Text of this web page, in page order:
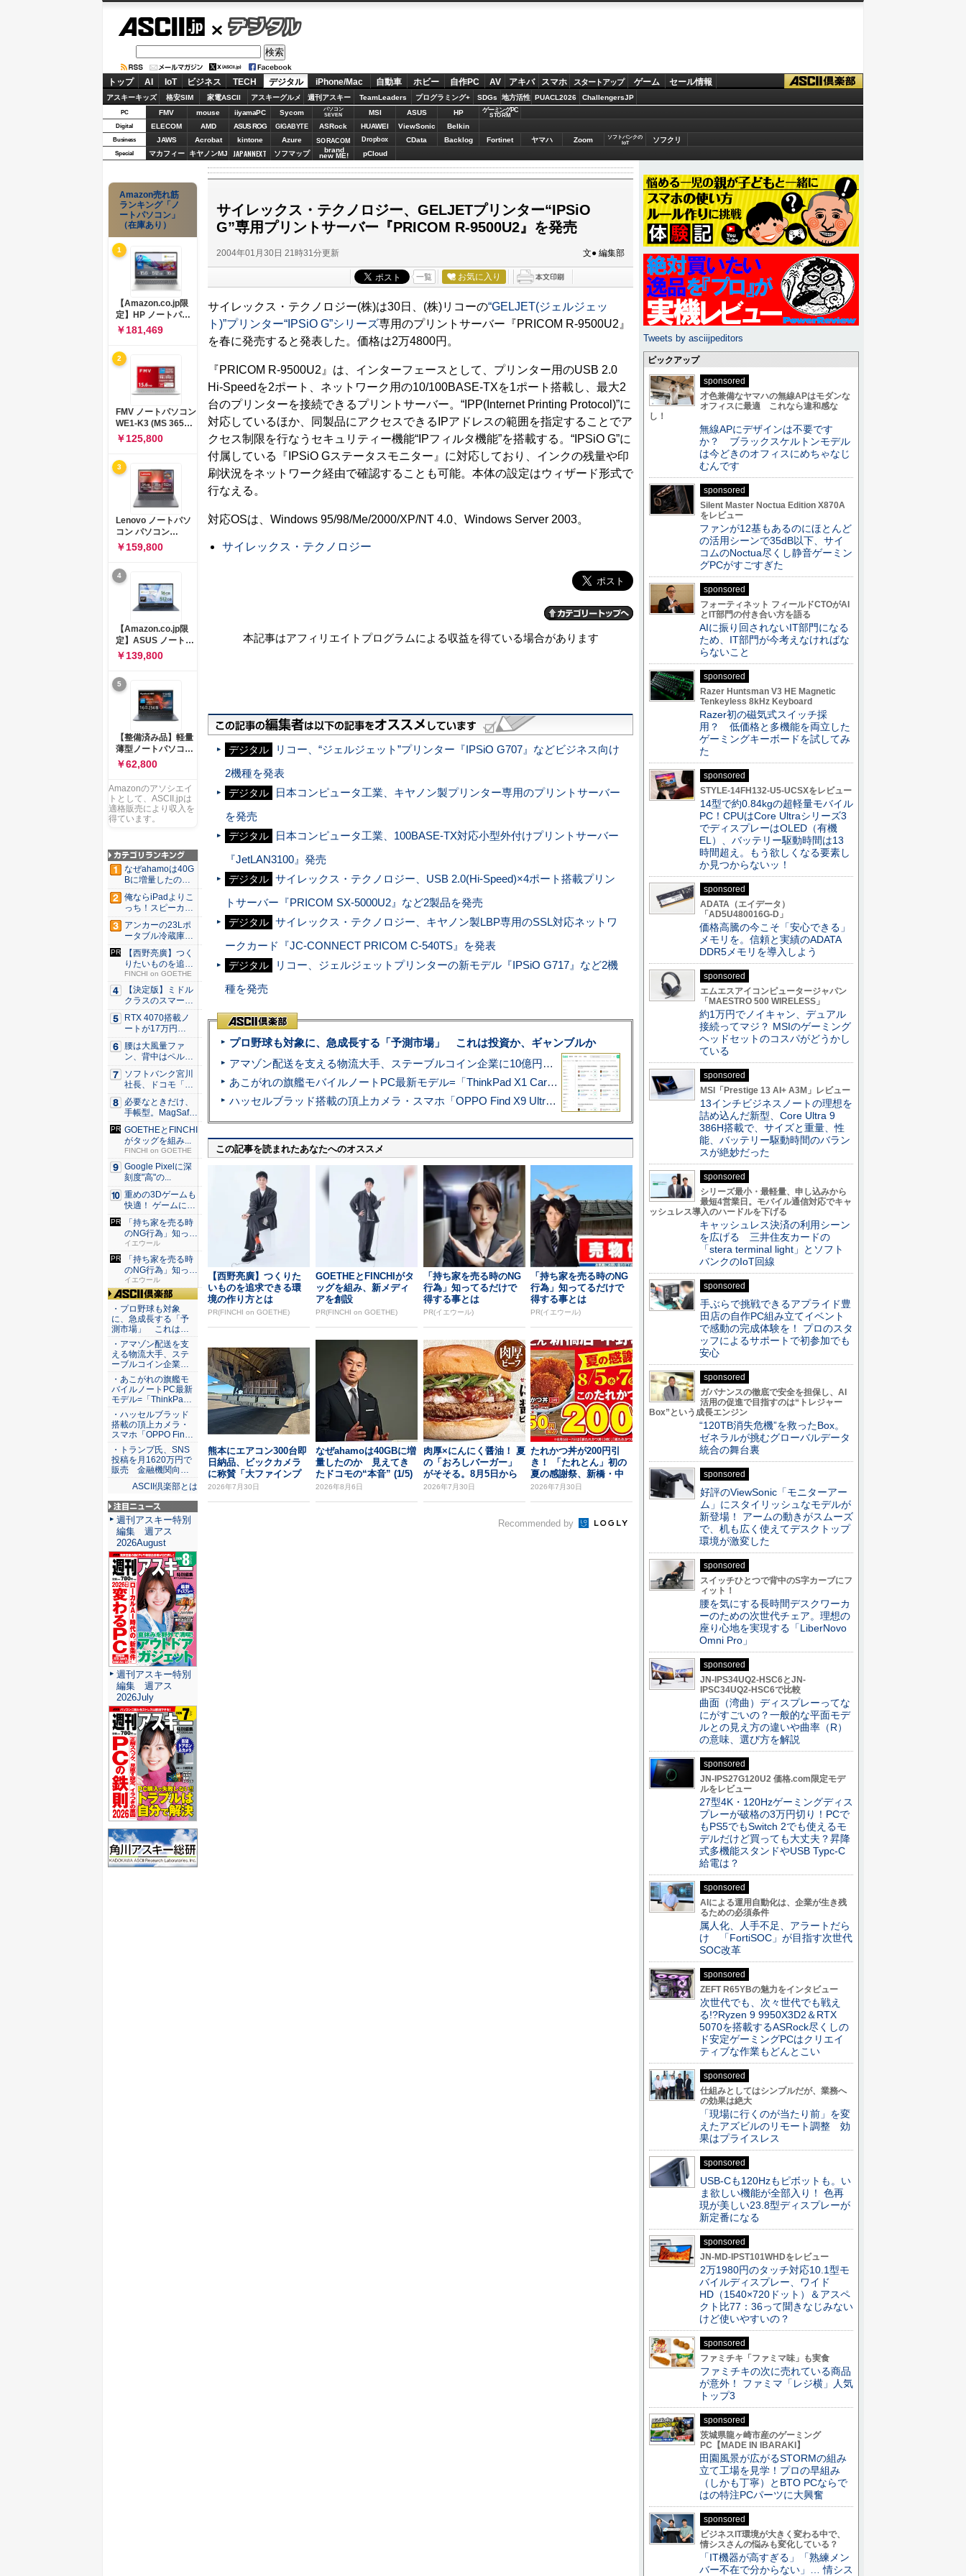
デジタル
トップ AI IoT ビジネス TECH デジタル iPhone/Mac 自動車 ホビー 自作PC AV アキバ スマホ スタートアップ ゲーム セール情報
アスキーキッズ 格安SIM 家電ASCII アスキーグルメ 週刊アスキー TeamLeaders プログラミング+ SDGs 地方活性 PUACL2026 ChallengersJP
PC FMV mouse iiyamaPC Sycom
パソコン
SEVEN
MSI ASUS HP ゲーミングPC
STORM
Digital ELECOM AMD ASUS ROG GIGABYTE ASRock HUAWEI ViewSonic Belkin
Business JAWS Acrobat kintone Azure SORACOM Dropbox CData Backlog Fortinet ヤマハ Zoom
ソフトバンクの
IoT
ソフクリ
Special マカフィー キヤノンMJ JAPANNEXT ソフマップ brand
new ME! pCloud
サイレックス・テクノロジー、GELJETプリンター“IPSiO
G”専用プリントサーバー『PRICOM R-9500U2』を発売
2004年01月30日 21時31分更新 文● 編集部
一覧 お気に入り
サイレックス・テクノロジー(株)は30日、(株)リコーの“GELJET(ジェルジェッ
ト)”プリンター“IPSiO G”シリーズ専用のプリントサーバー『PRICOM R-9500U2』
を春に発売すると発表した。価格は2万4800円。
『PRICOM R-9500U2』は、インターフェースとして、プリンター用のUSB 2.0
Hi-Speedを2ポート、ネットワーク用の10/100BASE-TXを1ポート搭載し、最大2
台のプリンターを接続できるプリントサーバー。“IPP(Internet Printing Protocol)”に
対応しているほか、同製品にアクセスできるIPアドレスの範囲を指定することでア
クセス制限を行なうセキュリティー機能“IPフィルタ機能”を搭載する。“IPSiO G”に
付属している『IPSiO Gステータスモニター』に対応しており、インクの残量や印
刷状況をネットワーク経由で確認することも可能。本体の設定はウィザード形式で
行なえる。
対応OSは、Windows 95/98/Me/2000/XP/NT 4.0、Windows Server 2003。
サイレックス・テクノロジー
本記事はアフィリエイトプログラムによる収益を得ている場合があります
デジタル
リコー、“ジェルジェット”プリンター『IPSiO G707』などビジネス向け
2機種を発表
デジタル
日本コンピュータ工業、キヤノン製プリンター専用のプリントサーバー
を発売
デジタル
日本コンピュータ工業、100BASE-TX対応小型外付けプリントサーバー
『JetLAN3100』発売
デジタル サイレックス・テクノロジー、USB 2.0(Hi-Speed)×4ポート搭載プリン
トサーバー『PRICOM SX-5000U2』など2製品を発売
デジタル サイレックス・テクノロジー、キヤノン製LBP専用のSSL対応ネットワ
ークカード『JC-CONNECT PRICOM C-540TS』を発表
デジタル
リコー、ジェルジェットプリンターの新モデル『IPSiO G717』など2機
種を発売
プロ野球も対象に、急成長する「予測市場」 これは投資か、ギャンブルか
アマゾン配送を支える物流大手、ステーブルコイン企業に10億円投資のワケ
あこがれの旗艦モバイルノートPC最新モデル=「ThinkPad X1 Carbon Gen 14 Aura Edition」実機レビュー
ハッセルブラッド搭載の頂上カメラ・スマホ「OPPO Find X9 Ultra」実写レビュー=プロが本気で徹底撮影しました!!
この記事を読まれたあなたへのオススメ
【西野亮廣】つくりた
いものを追求できる環
境の作り方とは
PR(FINCHI on GOETHE)
GOETHEとFINCHIがタ
ッグを組み、新メディ
アを創設
PR(FINCHI on GOETHE)
「持ち家を売る時のNG
行為」知ってるだけで
得する事とは
PR(イエウール)
「持ち家を売る時のNG
行為」知ってるだけで
得する事とは
PR(イエウール)
熊本にエアコン300台即
日納品、ビックカメラ
に称賛「大ファインプ
レー」
2026年7月30日
なぜahamoは40GBに増
量したのか 見えてき
たドコモの“本音” (1/5)
2026年8月6日
肉厚×にんにく醤油！ 夏
の「おろしバーガー」
がそそる。8月5日から
2026年7月30日
たれかつ丼が200円引
き！ 「たれとん」初の
夏の感謝祭、新橋・中
野北口で開催
2026年7月30日
Recommended by
Amazon売れ筋
ランキング「ノ
ートパソコン」
（在庫あり）
1
【Amazon.co.jp限
定】HP ノートパソ
コン 15-fd 15.6イン
チ インテル Core 5
120U メモリ16GB
SSD512GB
Windows 11
Microsoft Office
2024搭載 WPS
Office搭載 カメラシ
ャッター 指紋認証 薄
型 Copilotキー搭載
ナチュラルシルバー
￥181,469
2
FMV ノートパソコン
WE1-K3 (MS 365
Personal/Copilotキ
ー搭載/Win 11/15.6
型/Core
i5/16GB/SSD
512GB/ホワイト)
FMVWK3E15W_AZ
￥125,800
3
Lenovo ノートパソ
コン パソコン
IdeaPad Slim 3 14.0
インチ AMD
Ryzen™ 5 8640HS
メモリ16GB
SSD512GB
Microsoft 365 試用
版 Windows11 バッ
テリー駆動12.6時間
重量1.39kg ルナグレ
ー 83K9003JJP ノー
トPC
￥159,800
4
【Amazon.co.jp限
定】ASUS ノートパ
ソコン Vivobook 15
M1502NAQ 15.6イ
ンチ AMD Ryzen 7
170 メモリ16GB
SSD 512GB
Microsoft 365
Personal (24か月版)
搭載 Windows 11 重
量1.7kg Wi-Fi 6E ク
ワイエットブルー
M1502NAQ-
￥139,800
5
【整備済み品】軽量
薄型ノートパソコン
dynabook G83 ■
13.3型
FHD(1920x1080) -
高性能第11世代Core
i5-1135G7 - メモリ
16GB - SSD 256GB
USB Type-C - MS
Office 2021 - Win11
搭載
￥62,800
Amazonのアソシエイ
トとして、ASCII.jpは
適格販売により収入を
得ています。
なぜahamoは40G
Bに増量したの
か ...
俺ならiPadよりこ
っち！スピーカー
9個...
アンカーの23Lポ
ータブル冷蔵庫が
Ama...
【西野亮廣】つく
りたいものを追求
できる環...
FINCHI on GOETHE
【決定版】ミドル
クラスのスマート
フォンの...
RTX 4070搭載ノ
ートが17万円
台。...
腰は大風量ファ
ン、背中はペルチ
ェ冷却。ダ...
ソフトバンク宮川
社長、ドコモ「ah
amo...
必要なときだけ、
手帳型。MagSaf
e・...
GOETHEとFINCHI
がタッグを組み...
FINCHI on GOETHE
Google Pixelに深
刻度"高"の...
重めの3Dゲームも
快適！ ゲームに強
いH...
「持ち家を売る時
のNG行為」知って
るだけ...
イエウール
「持ち家を売る時
のNG行為」知って
るだけ...
イエウール
ASCII倶楽部
・プロ野球も対象
に、急成長する「予
測市場」 これは…
・アマゾン配送を支
える物流大手、ステ
ーブルコイン企業…
・あこがれの旗艦モ
バイルノートPC最新
モデル=「ThinkPa…
・ハッセルブラッド
搭載の頂上カメラ・
スマホ「OPPO Fin…
・トランプ氏、SNS
投稿を月1620万円で
販売 金融機関向…
ASCII倶楽部とは
注目ニュース
週刊アスキー特別
編集 週アス
2026August
週刊アスキー特別
編集 週アス
2026July
Tweets by asciijpeditors
ピックアップ
sponsored
才色兼備なヤマハの無線APはモダンな
オフィスに最適 これなら違和感な
し！
無線APにデザインは不要です
か？ ブラックスケルトンモデル
は今どきのオフィスにめちゃなじ
むんです
sponsored
Silent Master Noctua Edition X870A
をレビュー
ファンが12基もあるのにほとんど
の活用シーンで35dB以下、サイ
コムのNoctua尽くし静音ゲーミン
グPCがすごすぎた
sponsored
フォーティネット フィールドCTOがAI
とIT部門の付き合い方を語る
AIに振り回されないIT部門になる
ため、IT部門が今考えなければな
らないこと
sponsored
Razer Huntsman V3 HE Magnetic
Tenkeyless 8kHz Keyboard
Razer初の磁気式スイッチ採
用？ 低価格と多機能を両立した
ゲーミングキーボードを試してみ
た
sponsored
STYLE-14FH132-U5-UCSXをレビュー
14型で約0.84kgの超軽量モバイル
PC！CPUはCore Ultraシリーズ3
でディスプレーはOLED（有機
EL）、バッテリー駆動時間は13
時間超え。もう欲しくなる要素し
か見つからないッ！
sponsored
ADATA（エイデータ）
「AD5U480016G-D」
価格高騰の今こそ「安心できる」
メモリを。信頼と実績のADATA
DDR5メモリを導入しよう
sponsored
エムエスアイコンピュータージャパン
「MAESTRO 500 WIRELESS」
約1万円でノイキャン、デュアル
接続ってマジ？ MSIのゲーミング
ヘッドセットのコスパがどうかし
ている
sponsored
MSI「Prestige 13 AI+ A3M」レビュー
13インチビジネスノートの理想を
詰め込んだ新型、Core Ultra 9
386H搭載で、サイズと重量、性
能、バッテリー駆動時間のバラン
スが絶妙だった
sponsored
シリーズ最小・最軽量、申し込みから
最短4営業日。モバイル通信対応でキャ
ッシュレス導入のハードルを下げる
キャッシュレス決済の利用シーン
を広げる 三井住友カードの
「stera terminal light」とソフト
バンクのIoT回線
sponsored
手ぶらで挑戦できるアプライド豊
田店の自作PC組み立てイベント
で感動の完成体験を！ プロのスタ
ッフによるサポートで初参加でも
安心
sponsored
ガバナンスの徹底で安全を担保し、AI
活用の促進で目指すのは“トレジャー
Box”という成長エンジン
“120TB消失危機”を救ったBox。
ゼネラルが挑むグローバルデータ
統合の舞台裏
sponsored
好評のViewSonic「モニターアー
ム」にスタイリッシュなモデルが
新登場！ アームの動きがスムーズ
で、机も広く使えてデスクトップ
環境が激変した
sponsored
スイッチひとつで背中のS字カーブにフ
ィット！
腰を気にする長時間デスクワーカ
ーのための次世代チェア。理想の
座り心地を実現する「LiberNovo
Omni Pro」
sponsored
JN-IPS34UQ2-HSC6とJN-
IPSC34UQ2-HSC6で比較
曲面（湾曲）ディスプレーってな
にがすごいの？一般的な平面モデ
ルとの見え方の違いや曲率（R）
の意味、選び方を解説
sponsored
JN-IPS27G120U2 価格.com限定モデ
ルをレビュー
27型4K・120Hzゲーミングディス
プレーが破格の3万円切り！PCで
もPS5でもSwitch 2でも使えるモ
デルだけど買っても大丈夫？昇降
式多機能スタンドやUSB Typc-C
給電は？
sponsored
AIによる運用自動化は、企業が生き残
るための必須条件
属人化、人手不足、アラートだら
け 「FortiSOC」が目指す次世代
SOC改革
sponsored
ZEFT R65YBの魅力をインタビュー
次世代でも、次々世代でも戦え
る!?Ryzen 9 9950X3D2＆RTX
5070を搭載するASRock尽くしの
ド安定ゲーミングPCはクリエイ
ティブな作業もどんとこい
sponsored
仕組みとしてはシンプルだが、業務へ
の効果は絶大
「現場に行くのが当たり前」を変
えたアズビルのリモート調整 効
果はプライスレス
sponsored
USB-Cも120Hzもピボットも。い
ま欲しい機能が全部入り！ 色再
現が美しい23.8型ディスプレーが
新定番になる
sponsored
JN-MD-IPST101WHDをレビュー
2万1980円のタッチ対応10.1型モ
バイルディスプレー、ワイド
HD（1540×720ドット）＆アスペ
クト比77：36って聞きなじみない
けど使いやすいの？
sponsored
ファミチキ「ファミマ味」も実食
ファミチキの次に売れている商品
が意外！ ファミマ「レジ横」人気
トップ3
sponsored
茨城県龍ヶ崎市産のゲーミング
PC【MADE IN IBARAKI】
田園風景が広がるSTORMの組み
立て工場を見学！プロの早組み
（しかも丁寧）とBTO PCならで
はの特注PCパーツに大興奮
sponsored
ビジネスIT環境が大きく変わる中で、
情シスさんの悩みも変化している？
「IT機器が高すぎる」「熟練メン
バー不在で分からない」… 情シス